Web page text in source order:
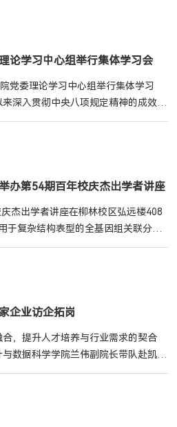
生220余人参加大会，会议由辅导员
书记结合同学们当前的实际状况，提
踏实地、锲而不舍”的建议。接着，他
发展方向，为同学们提供了切实可行
论学习中心组举行集体学习会
党委理论学习中心组举行集体学习
深入贯彻中央八项规定精神的成效和
，推动学习教育走深走实。学校党委
学校研究生院院长、学校理论学习中
员王珏、工作人员于一多出席会议。
院党委理论学习中心组成员作交流发
项规定是我们党在新时代的徙木立信
办第54期百年校庆杰出学者讲座
杰出学者讲座在柳林校区弘远楼408
于复杂结构表型的全基因组关联分析
医学院毕文健教授主讲，我院林华珍
了本次讲座。报告中，毕教授深入
下全基因组关联研究（GWAS）面临
间和纵向数据等复杂结构表型比传统
的健康信息，但现有分析方法存在局
企业访企拓岗
，提升人才培养与行业需求的契合
数据科学学院兰伟副院长带队赴凯石
科技有限公司、成都塔斯克信息技术
，校企双方围绕人才培养、实习就
展开深度交流，共谋合作新路径。走
有限公司负责人围绕金融数据分析、